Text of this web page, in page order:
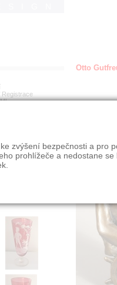
Registrace
Otto
zvýšení bezpečnosti a pro
prohlížeče a nedostane se